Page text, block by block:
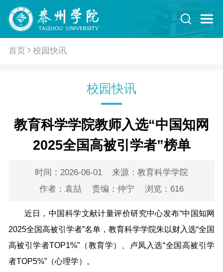
首页 校园快讯
校园快讯
教育科学学院教师入选“中国知网
2025全国高被引学者”榜单
时间：2026-06-01
来源：教育科学学院
作者：袁喆
责编：仲宁 浏览： 616
近日，中国科学文献计量评价研究中心发布“中国知网
2025全国高被引学者”名单，教育科学学院朱以财入选“全国
高被引学者TOP1%”（教育学）、卢凤入选“全国高被引学
者TOP5%”（心理学）。